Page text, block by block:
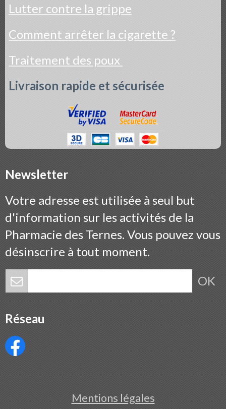
Lutter contre la grippe
Comment arrêter la cigarette ?
Traitement des poux
Livraison rapide et sécurisée
Newsletter
Votre adresse est utilisée à seul but
d'information sur les activités de la
Pharmacie des Ternes. Vous pouvez vous
désinscrire à tout moment.
OK
Réseau
Mentions légales